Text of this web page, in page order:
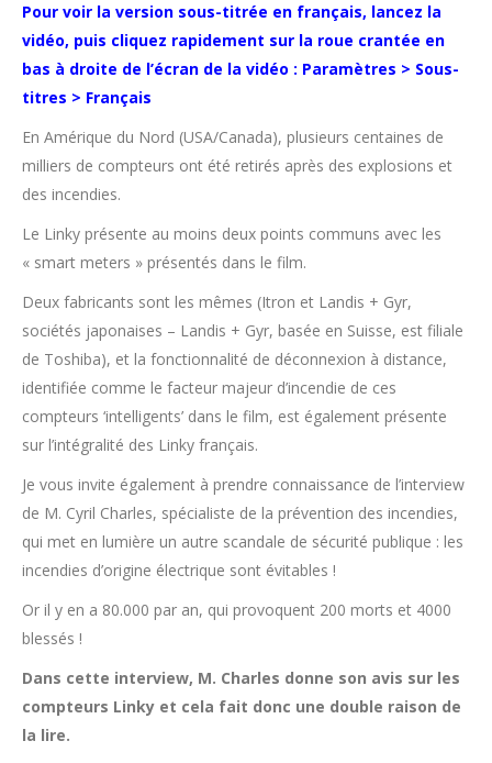
Pour voir la version sous-titrée en français, lancez la
vidéo, puis cliquez rapidement sur la roue crantée en
bas à droite de l’écran de la vidéo : Paramètres > Sous-
titres > Français
En Amérique du Nord (USA/Canada), plusieurs centaines de
milliers de compteurs ont été retirés après des explosions et
des incendies.
Le Linky présente au moins deux points communs avec les
« smart meters » présentés dans le film.
Deux fabricants sont les mêmes (Itron et Landis + Gyr,
sociétés japonaises – Landis + Gyr, basée en Suisse, est filiale
de Toshiba), et la fonctionnalité de déconnexion à distance,
identifiée comme le facteur majeur d’incendie de ces
compteurs ‘intelligents’ dans le film, est également présente
sur l’intégralité des Linky français.
Je vous invite également à prendre connaissance de l’interview
de M. Cyril Charles, spécialiste de la prévention des incendies,
qui met en lumière un autre scandale de sécurité publique : les
incendies d’origine électrique sont évitables !
Or il y en a 80.000 par an, qui provoquent 200 morts et 4000
blessés !
Dans cette interview, M. Charles donne son avis sur les
compteurs Linky et cela fait donc une double raison de
la lire.